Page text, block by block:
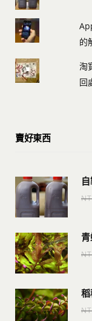
的
淘
回
賣好東西